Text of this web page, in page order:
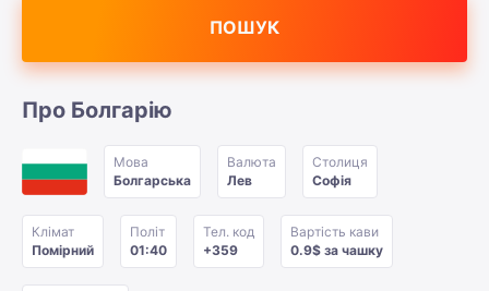
ПОШУК
Про Болгарію
Мова
Болгарська
Валюта
Лев
Столиця
Софія
Клімат
Помірний
Політ
01:40
Тел. код
+359
Вартість кави
0.9$ за чашку